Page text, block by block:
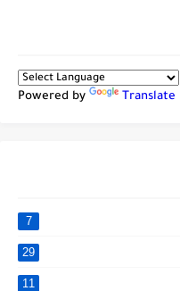
Powered by Translate
7
29
11